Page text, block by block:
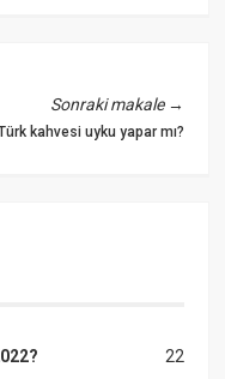
Sonraki makale→
kahvesi uyku yapar mı?
22